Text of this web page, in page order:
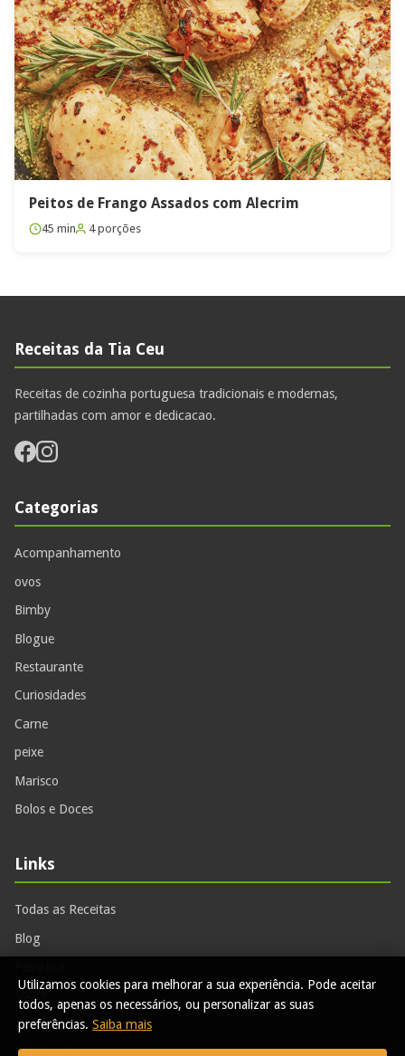
Peitos de Frango Assados com Alecrim
45 min 4 porções
Receitas da Tia Ceu
Receitas de cozinha portuguesa tradicionais e modernas,
partilhadas com amor e dedicacao.
Categorias
Acompanhamento
ovos
Bimby
Blogue
Restaurante
Curiosidades
Carne
peixe
Marisco
Bolos e Doces
Links
Todas as Receitas
Blog
Contactos
RSS Feed
Utilizamos cookies para melhorar a sua experiência. Pode aceitar
todos, apenas os necessários, ou personalizar as suas
preferências. Saiba mais